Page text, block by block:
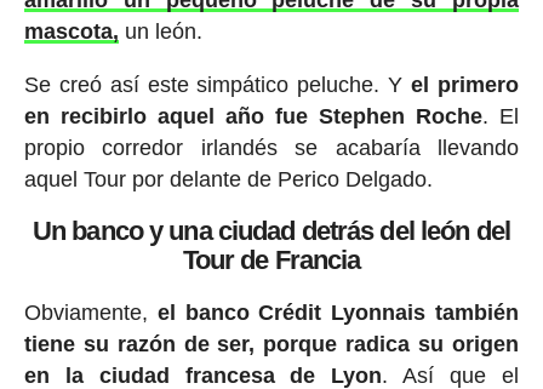
mascota, un león.
Se creó así este simpático peluche. Yel primero
en recibirlo aquel año fue Stephen Roche. El
propio corredor irlandés se acabaría llevando
aquel Tour por delante de Perico Delgado.
Un banco y una ciudad detrás del león del
Tour de Francia
Obviamente, el banco Crédit Lyonnais también
tiene su razón de ser, porque radica su origen
en la ciudad francesa de Lyon. Así que el